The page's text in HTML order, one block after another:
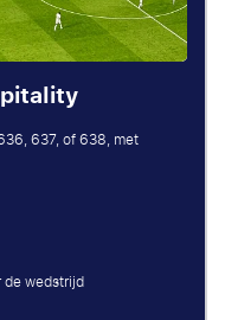
637, of 638, met
wedstrijd